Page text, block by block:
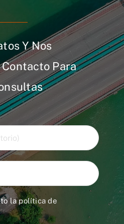
Y Nos
Para
lapolítica de